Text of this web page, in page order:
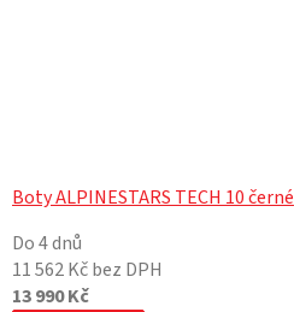
Boty ALPINESTARS TECH 10 černé
Do 4 dnů
11 562 Kč bez DPH
13 990 Kč